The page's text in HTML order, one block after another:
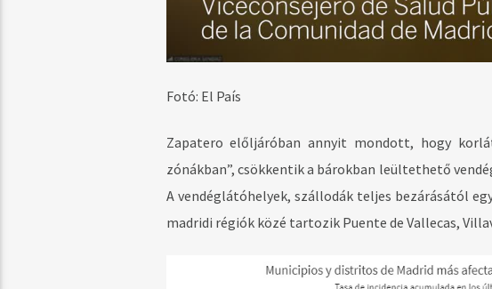
Fotó: El País
Zapatero előljáróban annyit mondott, hogy
zónákban”, csökkentik a bárokban leültethető
A vendéglátóhelyek, szállodák teljes bezárásától
madridi régiók közé tartozik Puente de Vallecas,